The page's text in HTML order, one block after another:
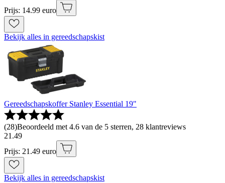
Prijs: 14.99 euro
Bekijk alles in gereedschapskist
Gereedschapskoffer Stanley Essential 19"
(28)Beoordeeld met 4.6 van de 5 sterren, 28 klantreviews
21 .49
Prijs: 21.49 euro
Bekijk alles in gereedschapskist